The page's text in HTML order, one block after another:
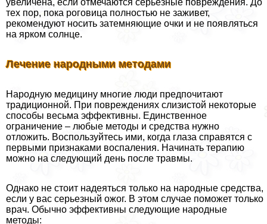
тех пор, пока роговица полностью не заживет,
рекомендуют носить затемняющие очки и не появляться
на ярком солнце.
Лечение народными методами
Народную медицину многие люди предпочитают
традиционной. При повреждениях слизистой некоторые
способы весьма эффективны. Единственное
ограничение – любые методы и средства нужно
отложить. Воспользуйтесь ими, когда глаза справятся с
первыми признаками воспаления. Начинать терапию
можно на следующий день после травмы.
Однако не стоит надеяться только на народные средства,
если у вас серьезный ожог. В этом случае поможет только
врач. Обычно эффективны следующие народные
методы: